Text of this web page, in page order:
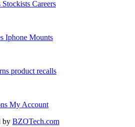
Stockists Careers
Iphone Mounts
product recalls
My Account
by BZOTech.com